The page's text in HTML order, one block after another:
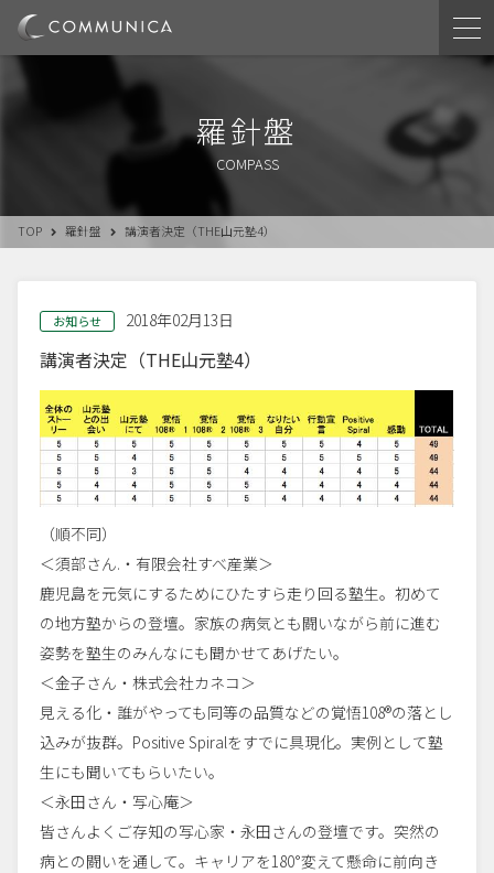
羅針盤
COMPASS
TOP 羅針盤 講演者決定（THE山元塾4）
お知らせ 2018年02月13日
講演者決定（THE山元塾4）
（順不同）
＜須部さん.・有限会社すべ産業＞
鹿児島を元気にするためにひたすら走り回る塾生。初めて
の地方塾からの登壇。家族の病気とも闘いながら前に進む
姿勢を塾生のみんなにも聞かせてあげたい。
＜金子さん・株式会社カネコ＞
見える化・誰がやっても同等の品質などの覚悟108®の落とし
込みが抜群。Positive Spiralをすでに具現化。実例として塾
生にも聞いてもらいたい。
＜永田さん・写心庵＞
皆さんよくご存知の写心家・永田さんの登壇です。突然の
病との闘いを通して。キャリアを180°変えて懸命に前向き